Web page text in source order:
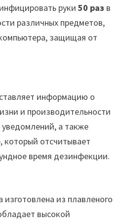
руки 50 раз в
различных предметов,
защищая от
информацию о
и производительности
а также
который отсчитывает
время дезинфекции.
из плавленого
высокой